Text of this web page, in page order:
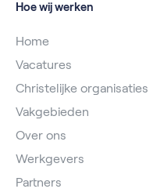
Hoe wij werken
Home
Vacatures
Christelijke organisaties
Vakgebieden
Over ons
Werkgevers
Partners